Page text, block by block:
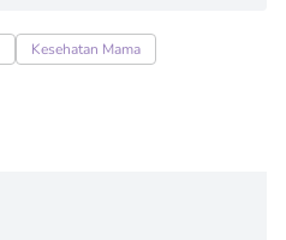
Kesehatan Mama